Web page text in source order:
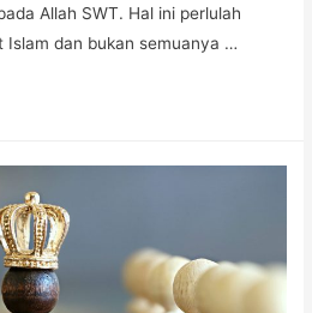
Allah SWT. Hal ini perlulah
dan bukan semuanya …